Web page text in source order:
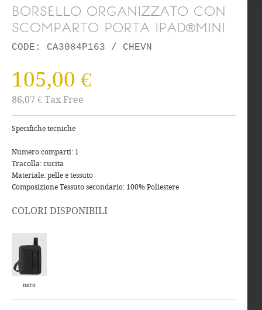
BORSELLO ORGANIZZATO CON
SCOMPARTO PORTA IPAD®MINI
CODE: CA3084P163 / CHEVN
105,00 €
86,07 € Tax Free
Specifiche tecniche
Numero comparti: 1
Tracolla: cucita
Materiale: pelle e tessuto
Composizione Tessuto secondario: 100% Poliestere
COLORI DISPONIBILI
nero